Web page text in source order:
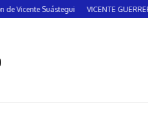
VICENTE GUERRERO